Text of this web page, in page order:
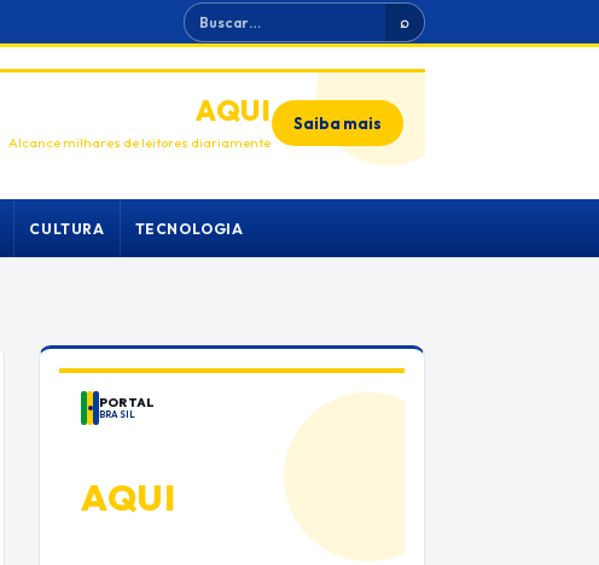
Buscar ⌕
ANUNCIEAQUI
Alcance milhares de leitores diariamente
Saiba mais
CULTURA TECNOLOGIA
PORTAL
BRASIL
AQUI
Espaço premium para sua marca